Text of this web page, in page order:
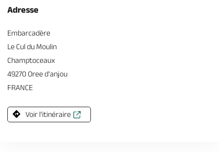
Adresse
Embarcadère
Le Cul du Moulin
Champtoceaux
49270 Oree d'anjou
FRANCE
Voir l'itinéraire